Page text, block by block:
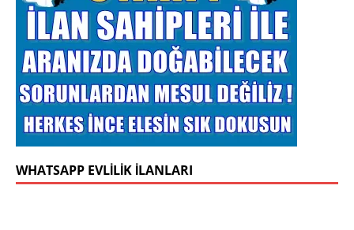
WHATSAPP EVLILIK İLANLARI